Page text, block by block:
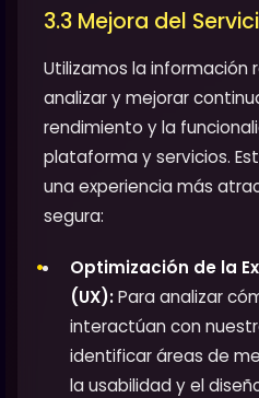
3.3 Mejora del
Utilizamos la información
analizar y mejorar
rendimiento y la
plataforma y servicios.
una experiencia más
segura:
Optimización de la
(UX):Para analizar
interactúan con
identificar áreas de
la usabilidad y el